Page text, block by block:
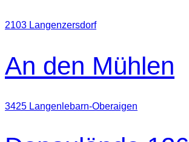
2103 Langenzersdorf
An den Mühlen
3425 Langenlebarn-Oberaigen